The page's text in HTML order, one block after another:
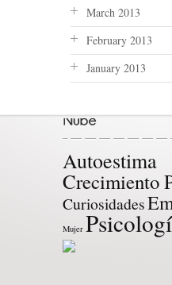
March 2013
February 2013
January 2013
Autoestima
Crecimiento
Curiosidades
Mujer